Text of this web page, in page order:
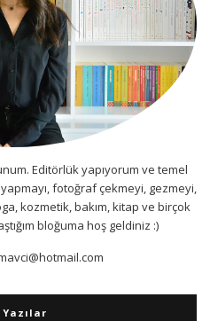
Editörlük yapıyorum ve temel
fotoğraf çekmeyi, gezmeyi,
kozmetik, bakım, kitap ve birçok
bloğuma hoş geldiniz :)
Yazılar